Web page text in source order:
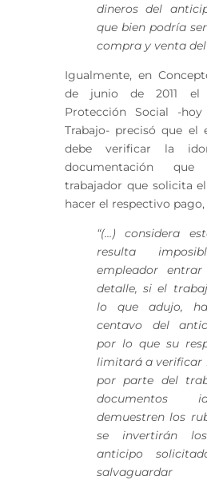
dineros del
que bien podría
compra y venta del
Igualmente, en
de junio de 2011 el
Protección Social -
Trabajo- precisó que el
debe verificar la
documentación
trabajador que solicita
hacer el respectivo pago,
“(…) considera
resulta
empleador
detalle, si el
lo que adujo,
centavo del
por lo que su
limitará a verificar
por parte del
documentos
demuestren los
se invertirán
anticipo
salvaguardar